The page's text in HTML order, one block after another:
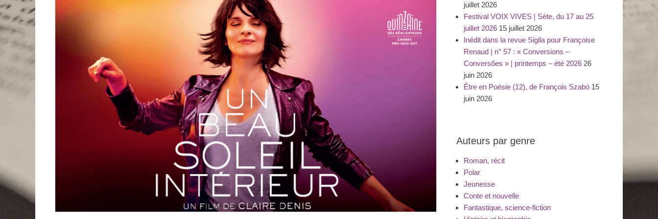
juillet 2026
Festival VOIX VIVES | Sète, du 17 au 25
juillet 2026 15 juillet 2026
Inédit dans la revue Sigila pour Françoise
Renaud | n° 57 : « Conversions –
Conversões » | printemps – été 2026 26
juin 2026
Être en Poésie (12), de François Szabó 15
juin 2026
Auteurs par genre
Roman, récit
Polar
Jeunesse
Conte et nouvelle
Fantastique, science-fiction